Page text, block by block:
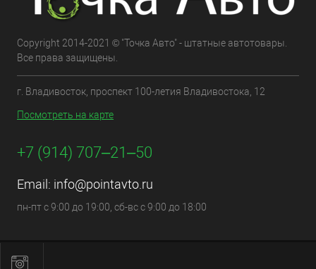
Copyright 2014-2021 © "Точка Авто" - штатные автотовары.
Все права защищены.
г. Владивосток, проспект 100-летия Владивостока, 12
Посмотреть на карте
+7 (914) 707‒21‒50
Email: info@pointavto.ru
пн-пт с 9:00 до 19:00, сб-вс с 9:00 до 18:00